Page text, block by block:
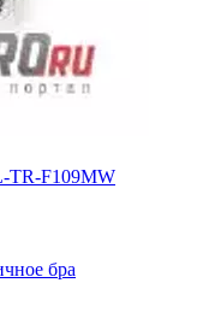
TR-F109MW
бра